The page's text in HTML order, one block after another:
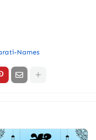
Names